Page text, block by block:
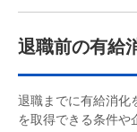
退職前の有給
退職までに有給消化
を取得できる条件や